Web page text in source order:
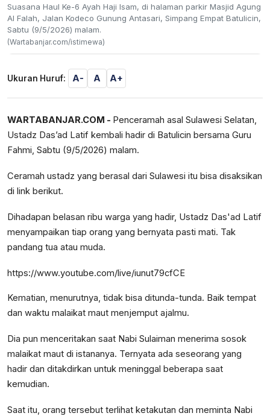
Suasana Haul Ke-6 Ayah Haji Isam, di halaman parkir Masjid Agung
Al Falah, Jalan Kodeco Gunung Antasari, Simpang Empat Batulicin,
Sabtu (9/5/2026) malam.
(Wartabanjar.com/istimewa)
Ukuran Huruf: A- A A+
WARTABANJAR.COM - Penceramah asal Sulawesi Selatan,
Ustadz Das’ad Latif kembali hadir di Batulicin bersama Guru
Fahmi, Sabtu (9/5/2026) malam.
Ceramah ustadz yang berasal dari Sulawesi itu bisa disaksikan
di link berikut.
Dihadapan belasan ribu warga yang hadir, Ustadz Das'ad Latif
menyampaikan tiap orang yang bernyata pasti mati. Tak
pandang tua atau muda.
https://www.youtube.com/live/iunut79cfCE
Kematian, menurutnya, tidak bisa ditunda-tunda. Baik tempat
dan waktu malaikat maut menjemput ajalmu.
Dia pun menceritakan saat Nabi Sulaiman menerima sosok
malaikat maut di istananya. Ternyata ada seseorang yang
hadir dan ditakdirkan untuk meninggal beberapa saat
kemudian.
Saat itu, orang tersebut terlihat ketakutan dan meminta Nabi